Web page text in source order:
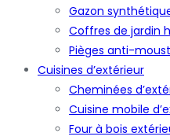
Gazon
Coffres de jardin
Pièges anti-
Cuisines d’extérieur
Cheminées
Cuisine mobile
Four à bois